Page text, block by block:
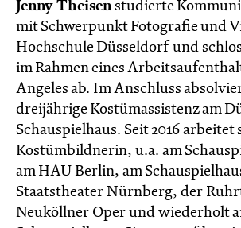
Jenny Theisen studierte
mit Schwerpunkt Fotografie und
Hochschule Düsseldorf und
im Rahmen eines
Angeles ab. Im Anschluss
dreijährige Kostümassistenz am
Schauspielhaus. Seit 2016 arbeitet
Kostümbildnerin, u.a. am
am HAU Berlin, am
Staatstheater Nürnberg, der
Neuköllner Oper und wiederholt